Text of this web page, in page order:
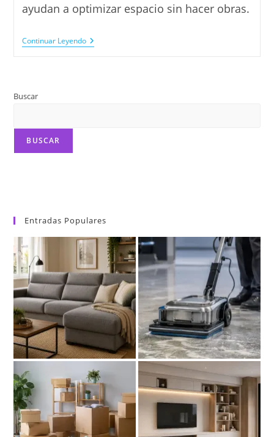
ayudan a optimizar espacio sin hacer obras.
Continuar LeyendoMuebles
A
Buscar
BUSCAR
Entradas Populares